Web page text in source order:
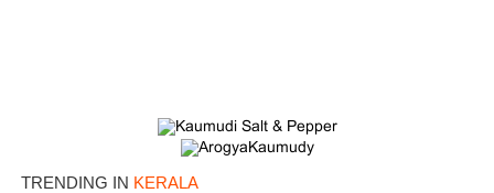
TRENDING IN KERALA